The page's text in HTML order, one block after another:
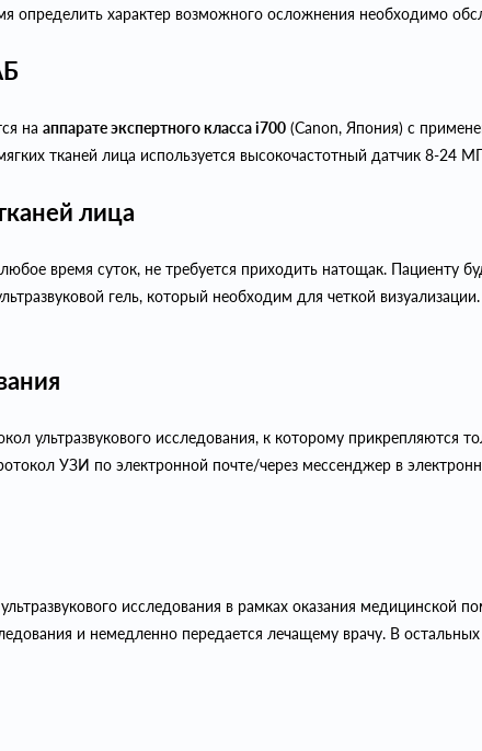
определить характер возможного осложнения необходимо
на аппарате экспертного класса i700 (Canon, Япония) с
тканей лица используется высокочастотный датчик 8-24
лица
время суток, не требуется приходить натощак. Пациенту
гель, который необходим для четкой
ультразвукового исследования, к которому прикрепляются
УЗИ по электронной почте/через мессенджер в
исследования в рамках оказания медицинской
и немедленно передается лечащему врачу. В